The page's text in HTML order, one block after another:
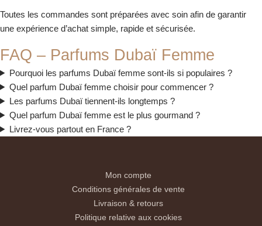
Toutes les commandes sont préparées avec soin afin de garantir
une expérience d’achat simple, rapide et sécurisée.
FAQ – Parfums Dubaï Femme
Pourquoi les parfums Dubaï femme sont-ils si populaires ?
Quel parfum Dubaï femme choisir pour commencer ?
Les parfums Dubaï tiennent-ils longtemps ?
Quel parfum Dubaï femme est le plus gourmand ?
Livrez-vous partout en France ?
Mon compte
Conditions générales de vente
Livraison & retours
Politique relative aux cookies